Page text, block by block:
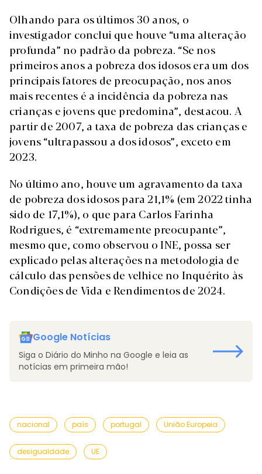
Olhando para os últimos 30 anos, o
investigador conclui que houve “uma alteração
profunda” no padrão da pobreza. “Se nos
primeiros anos a pobreza dos idosos era um dos
principais fatores de preocupação, nos anos
mais recentes é a incidência da pobreza nas
crianças e jovens que predomina”, destacou. A
partir de 2007, a taxa de pobreza das crianças e
jovens “ultrapassou a dos idosos”, exceto em
2023.
No último ano, houve um agravamento da taxa
de pobreza dos idosos para 21,1% (em 2022 tinha
sido de 17,1%), o que para Carlos Farinha
Rodrigues, é “extremamente preocupante”,
mesmo que, como observou o INE, possa ser
explicado pelas alterações na metodologia de
cálculo das pensões de velhice no Inquérito às
Condições de Vida e Rendimentos de 2024.
Google Notícias
Siga o Diário do Minho na Google e leia as
notícias em primeira mão!
nacional país portugal União Europeia
desigualdade UE